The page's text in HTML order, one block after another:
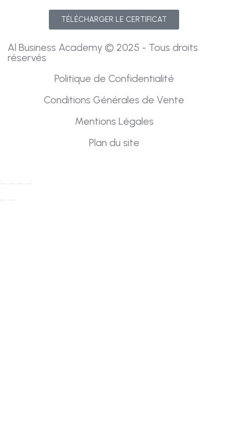
TÉLÉCHARGER LE CERTIFICAT
Al Business Academy © 2025 - Tous droits
réservés
Politique de Confidentialité
Conditions Générales de Vente
Mentions Légales
Plan du site